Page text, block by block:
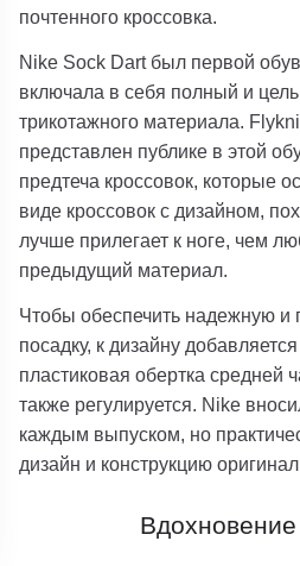
почтенного кроссовка.
Nike Sock Dart был первой
включала в себя полный и
трикотажного материала.
представлен публике в этой
предтеча кроссовок, которые
виде кроссовок с дизайном,
лучше прилегает к ноге, чем
предыдущий
Чтобы обеспечить надежную и
посадку, к дизайну
пластиковая обертка средней
также регулируется. Nike
каждым выпуском, но
дизайн и конструкцию